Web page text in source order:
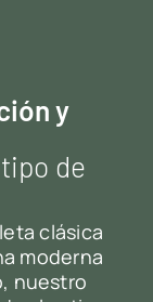
y
de
clásica
moderna
nuestro